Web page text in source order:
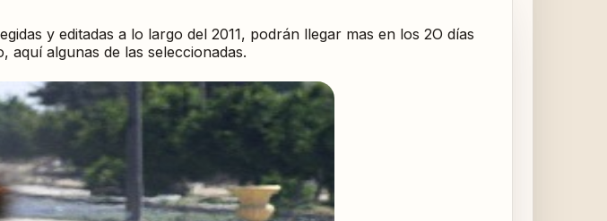
y editadas a lo largo del 2011, podrán llegar mas en los 2O días
aquí algunas de las seleccionadas.